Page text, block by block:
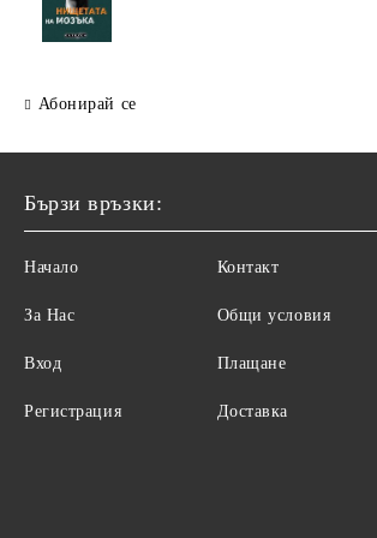
Абонирай се
Бързи връзки:
Начало
За Нас
Вход
Регистрация
Контакт
Общи условия
Плащане
Доставка